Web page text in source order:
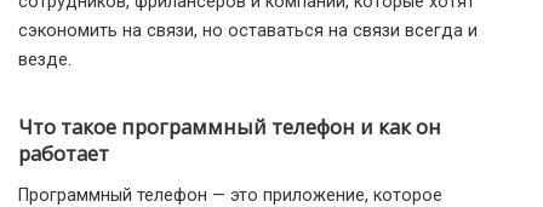
сэкономить на связи, но оставаться на связи всегда и
везде.
Что такое программный телефон и как он
работает
Программный телефон — это приложение, которое